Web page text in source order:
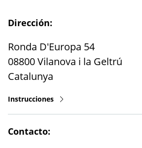
Dirección:
Ronda D'Europa 54
08800Vilanova i la Geltrú
Catalunya
Instrucciones
Contacto: